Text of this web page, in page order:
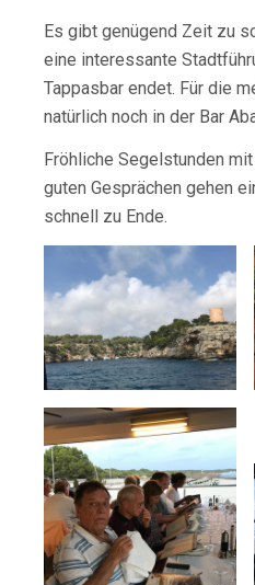
Es gibt genügend Zeit zu
eine interessante
Tappasbar endet. Für die
natürlich noch in der Bar
Fröhliche Segelstunden
guten Gesprächen gehen
schnell zu Ende.